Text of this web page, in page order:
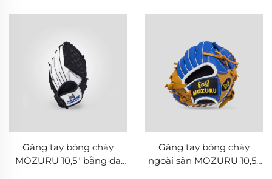
Găng tay bóng chày
MOZURU 10,5" bằng da
Găng tay bóng chày
ngoài sân MOZURU 10,5"